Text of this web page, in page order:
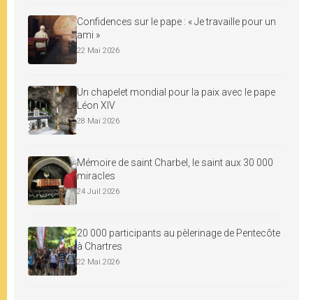
Confidences sur le pape : « Je travaille pour un
ami »
22 Mai 2026
Un chapelet mondial pour la paix avec le pape
Léon XIV
28 Mai 2026
Mémoire de saint Charbel, le saint aux 30 000
miracles
24 Juil 2026
20 000 participants au pèlerinage de Pentecôte
à Chartres
22 Mai 2026